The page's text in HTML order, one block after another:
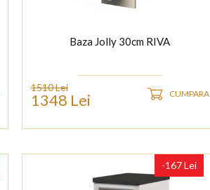
Baza Jolly 30cm RIVA
1510 Lei
1348 Lei CUMPARA
-167 Lei